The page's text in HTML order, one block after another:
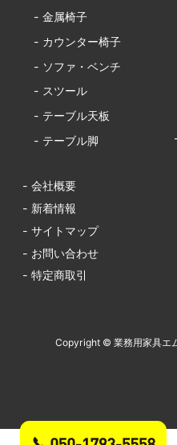
- 金属椅子
- カウンター椅子
- ソファ・ベンチ
- スツール
- テーブル天板
- テーブル脚
- 会社概要
- 新着情報
- サイトマップ
- お問い合わせ
- 特定商取引
Copyright © 業務用家具エ